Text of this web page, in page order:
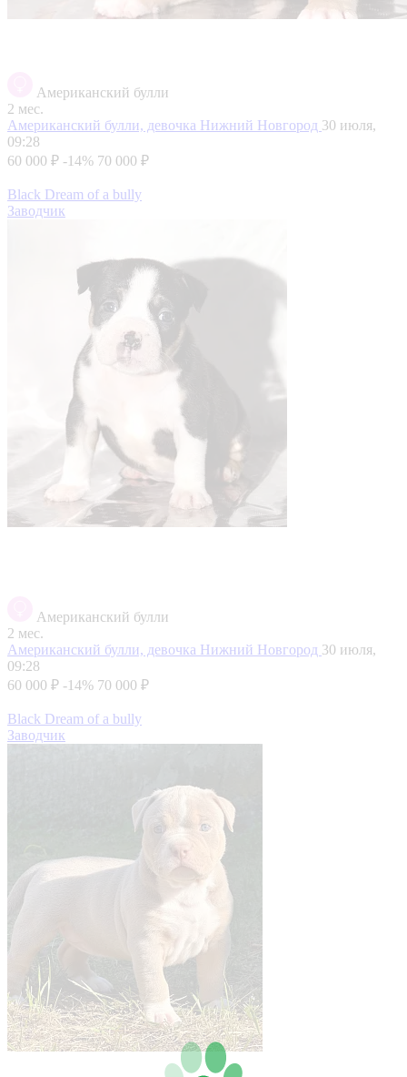
Американский булли
2 мес.
Американский булли, девочка Нижний Новгород 30 июля,
09:28
60 000 ₽ -14% 70 000 ₽
Black Dream of a bully
Заводчик
Американский булли
2 мес.
Американский булли, девочка Нижний Новгород 30 июля,
09:28
60 000 ₽ -14% 70 000 ₽
Black Dream of a bully
Заводчик